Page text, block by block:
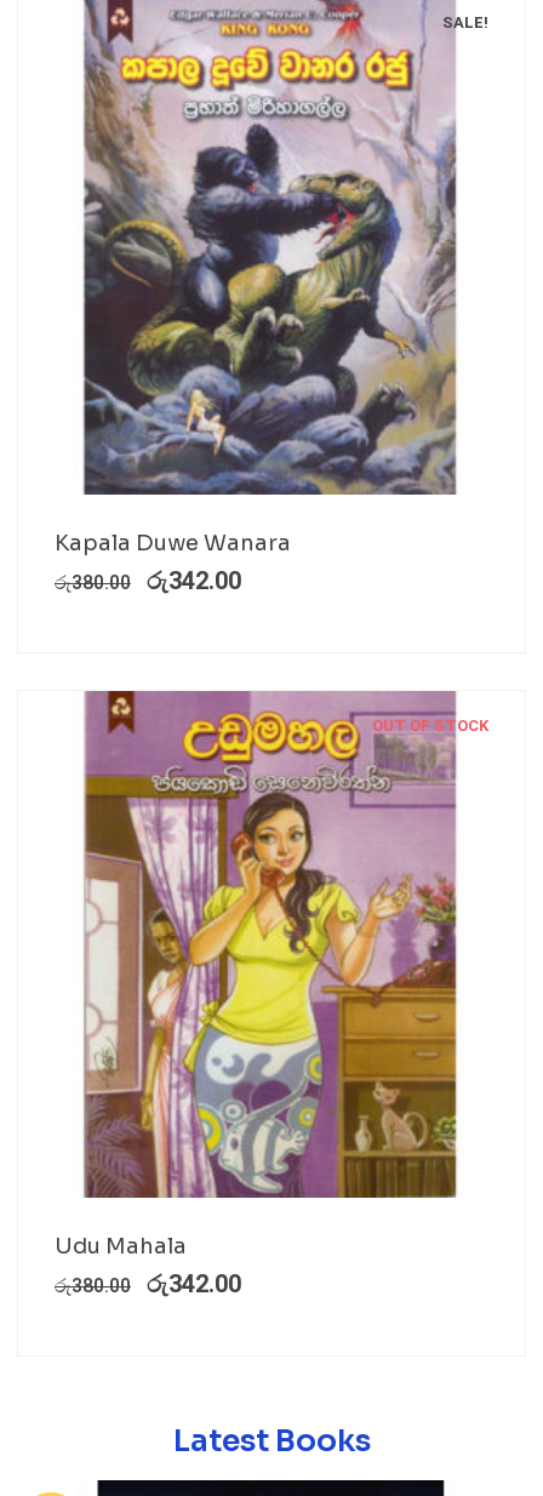
SALE!
Kapala Duwe Wanara
රු380.00 රු342.00
OUT OF STOCK
Udu Mahala
රු380.00 රු342.00
Latest Books